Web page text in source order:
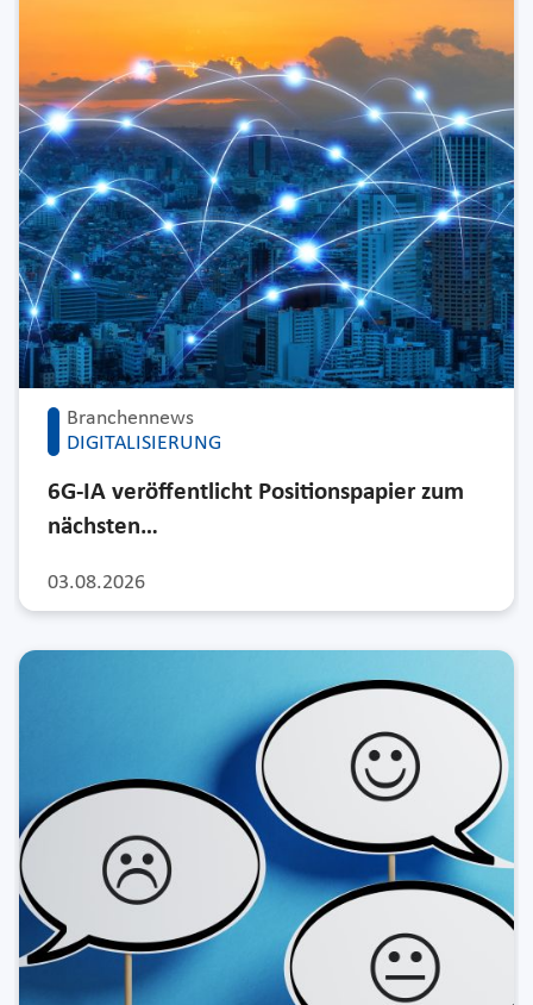
Branchennews
DIGITALISIERUNG
03.08.2026
6G-IA veröffentlicht Positionspapier zum
nächsten…